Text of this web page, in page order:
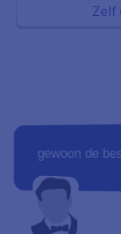
Zelf
gewoon de